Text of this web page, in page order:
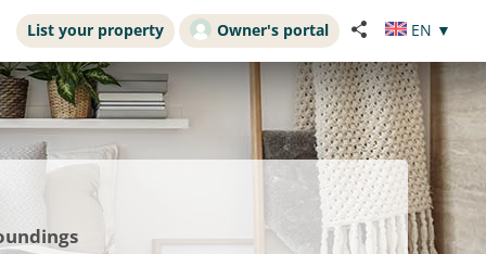
List your property Owner's portal EN ▼